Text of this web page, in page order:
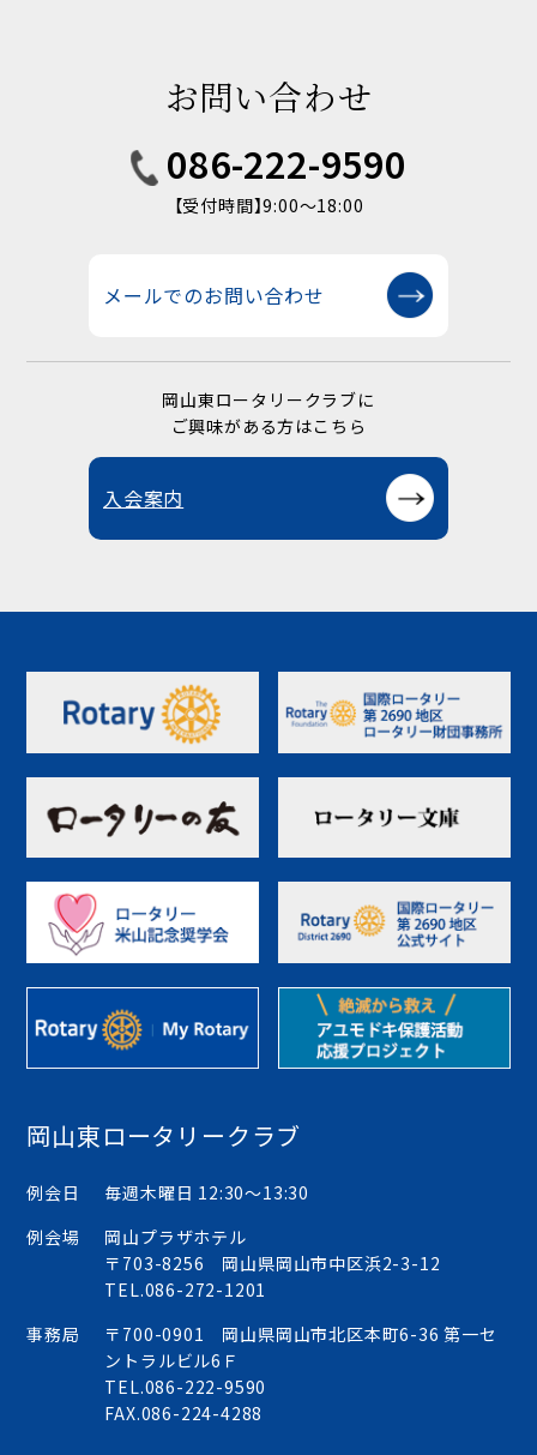
お問い合わせ
086-222-9590
【受付時間】9:00〜18:00
メールでのお問い合わせ
岡山東ロータリークラブに
ご興味がある方はこちら
入会案内
岡山東ロータリークラブ
例会日
毎週木曜日 12:30〜13:30
例会場
岡山プラザホテル
〒703-8256 岡山県岡山市中区浜2-3-12
TEL.086-272-1201
事務局
〒700-0901 岡山県岡山市北区本町6-36 第一セ
ントラルビル6Ｆ
TEL.086-222-9590
FAX.086-224-4288